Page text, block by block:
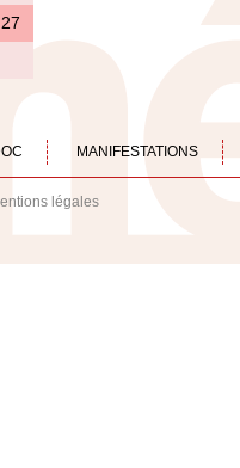
27
MANIFESTATIONS
légales